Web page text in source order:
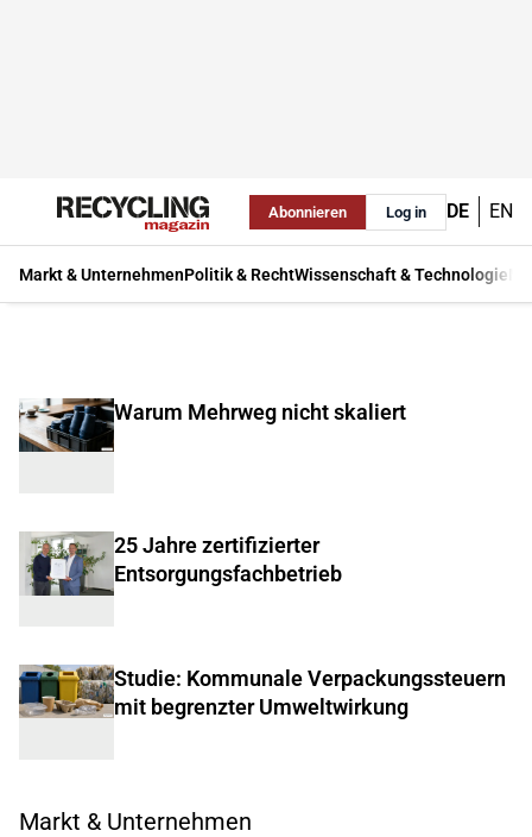
Abonnieren Log in DE EN
Markt & UnternehmenPolitik & RechtWissenschaft & Technologie
Warum Mehrweg nicht skaliert
25 Jahre zertifizierter
Entsorgungsfachbetrieb
Studie: Kommunale Verpackungssteuern
mit begrenzter Umweltwirkung
Markt & Unternehmen